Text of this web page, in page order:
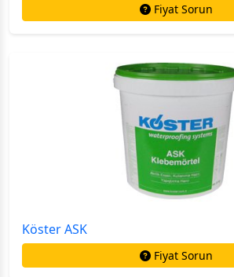
Fiyat Sorun
Köster ASK
Fiyat Sorun